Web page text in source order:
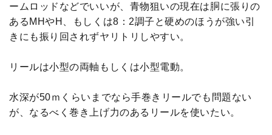
ームロッドなどでいいが、青物狙いの現在は胴に張りの
あるMHやH、もしくは8：2調子と硬めのほうが強い引
きにも振り回されずヤリトリしやすい。
リールは小型の両軸もしくは小型電動。
水深が50ｍくらいまでなら手巻きリールでも問題ない
が、なるべく巻き上げ力のあるリールを使いたい。